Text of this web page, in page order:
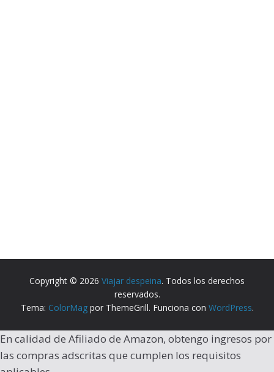
Copyright © 2026 Viajar despeina. Todos los derechos
reservados.
Tema: ColorMagpor ThemeGrill. Funciona con WordPress.
En calidad de Afiliado de Amazon, obtengo ingresos por
las compras adscritas que cumplen los requisitos